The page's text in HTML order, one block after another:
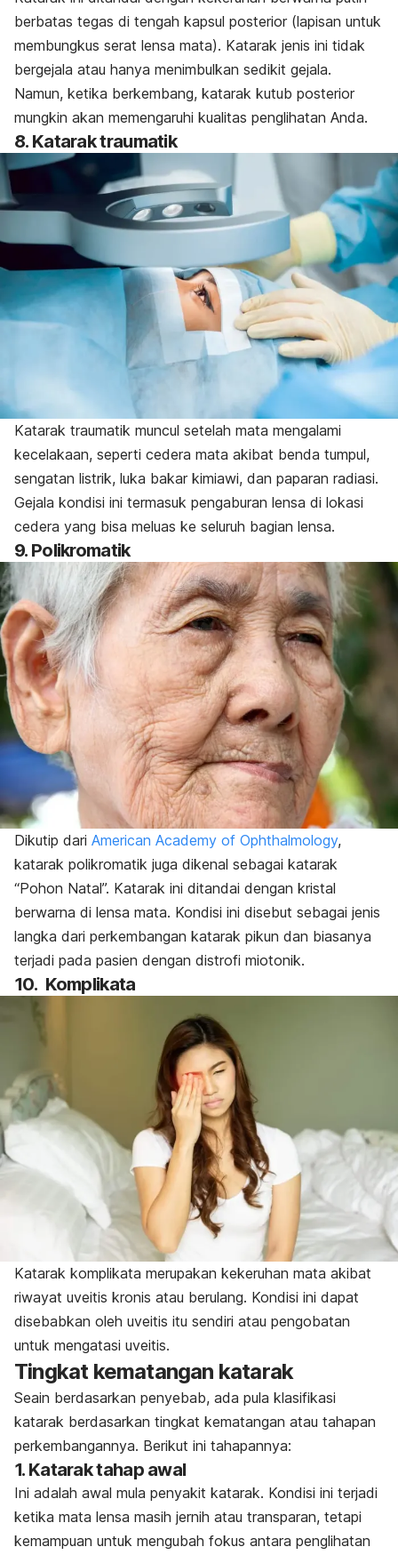
berbatas tegas di tengah kapsul posterior (lapisan untuk
membungkus serat lensa mata). Katarak jenis ini tidak
bergejala atau hanya menimbulkan sedikit gejala.
Namun, ketika berkembang, katarak kutub posterior
mungkin akan memengaruhi kualitas penglihatan Anda.
8. Katarak traumatik
Katarak traumatik muncul setelah mata mengalami
kecelakaan, seperti cedera mata akibat benda tumpul,
sengatan listrik, luka bakar kimiawi, dan paparan radiasi.
Gejala kondisi ini termasuk pengaburan lensa di lokasi
cedera yang bisa meluas ke seluruh bagian lensa.
9. Polikromatik
Dikutip dari American Academy of Ophthalmology,
katarak polikromatik juga dikenal sebagai katarak
“Pohon Natal”. Katarak ini ditandai dengan kristal
berwarna di lensa mata. Kondisi ini disebut sebagai jenis
langka dari perkembangan katarak pikun dan biasanya
terjadi pada pasien dengan distrofi miotonik.
10. Komplikata
Katarak komplikata merupakan kekeruhan mata akibat
riwayat uveitis kronis atau berulang. Kondisi ini dapat
disebabkan oleh uveitis itu sendiri atau pengobatan
untuk mengatasi uveitis.
Tingkat kematangan katarak
Seain berdasarkan penyebab, ada pula klasifikasi
katarak berdasarkan tingkat kematangan atau tahapan
perkembangannya. Berikut ini tahapannya:
1. Katarak tahap awal
Ini adalah awal mula penyakit katarak. Kondisi ini terjadi
ketika mata lensa masih jernih atau transparan, tetapi
kemampuan untuk mengubah fokus antara penglihatan